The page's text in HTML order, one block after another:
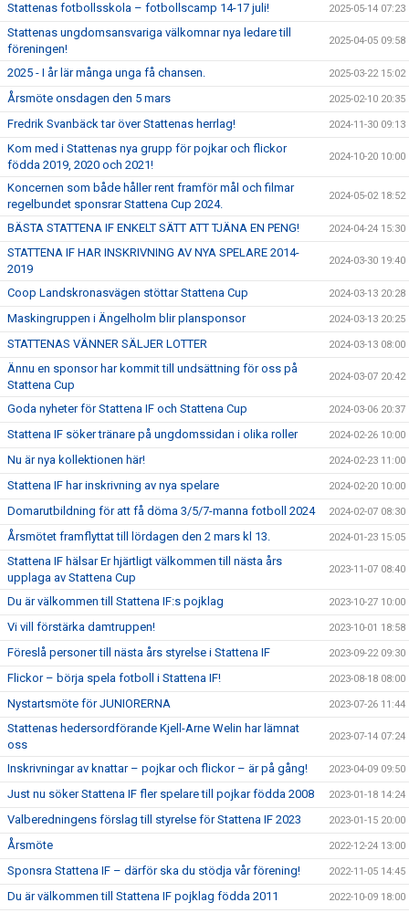
Stattenas fotbollsskola – fotbollscamp 14-17 juli! 2025-05-14 07:23
Stattenas ungdomsansvariga välkomnar nya ledare till
föreningen!
2025-04-05 09:58
2025 - I år lär många unga få chansen. 2025-03-22 15:02
Årsmöte onsdagen den 5 mars 2025-02-10 20:35
Fredrik Svanbäck tar över Stattenas herrlag! 2024-11-30 09:13
Kom med i Stattenas nya grupp för pojkar och flickor
födda 2019, 2020 och 2021!
2024-10-20 10:00
Koncernen som både håller rent framför mål och filmar
regelbundet sponsrar Stattena Cup 2024.
2024-05-02 18:52
BÄSTA STATTENA IF ENKELT SÄTT ATT TJÄNA EN PENG! 2024-04-24 15:30
STATTENA IF HAR INSKRIVNING AV NYA SPELARE 2014-
2019
2024-03-30 19:40
Coop Landskronasvägen stöttar Stattena Cup 2024-03-13 20:28
Maskingruppen i Ängelholm blir plansponsor 2024-03-13 20:25
STATTENAS VÄNNER SÄLJER LOTTER 2024-03-13 08:00
Ännu en sponsor har kommit till undsättning för oss på
Stattena Cup
2024-03-07 20:42
Goda nyheter för Stattena IF och Stattena Cup 2024-03-06 20:37
Stattena IF söker tränare på ungdomssidan i olika roller 2024-02-26 10:00
Nu är nya kollektionen här! 2024-02-23 11:00
Stattena IF har inskrivning av nya spelare 2024-02-20 10:00
Domarutbildning för att få döma 3/5/7-manna fotboll 2024 2024-02-07 08:30
Årsmötet framflyttat till lördagen den 2 mars kl 13. 2024-01-23 15:05
Stattena IF hälsar Er hjärtligt välkommen till nästa års
upplaga av Stattena Cup
2023-11-07 08:40
Du är välkommen till Stattena IF:s pojklag 2023-10-27 10:00
Vi vill förstärka damtruppen! 2023-10-01 18:58
Föreslå personer till nästa års styrelse i Stattena IF 2023-09-22 09:30
Flickor – börja spela fotboll i Stattena IF! 2023-08-18 08:00
Nystartsmöte för JUNIORERNA 2023-07-26 11:44
Stattenas hedersordförande Kjell-Arne Welin har lämnat
oss
2023-07-14 07:24
Inskrivningar av knattar – pojkar och flickor – är på gång! 2023-04-09 09:50
Just nu söker Stattena IF fler spelare till pojkar födda 2008 2023-01-18 14:24
Valberedningens förslag till styrelse för Stattena IF 2023 2023-01-15 20:00
Årsmöte 2022-12-24 13:00
Sponsra Stattena IF – därför ska du stödja vår förening! 2022-11-05 14:45
Du är välkommen till Stattena IF pojklag födda 2011 2022-10-09 18:00